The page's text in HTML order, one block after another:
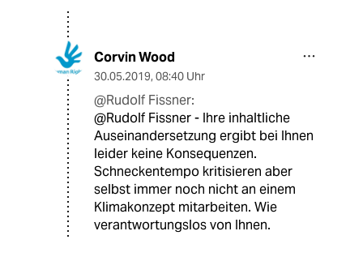
Corvin Wood
30.05.2019, 08:40 Uhr
@Rudolf Fissner:
@Rudolf Fissner - Ihre inhaltliche
Auseinandersetzung ergibt bei Ihnen
leider keine Konsequenzen.
Schneckentempo kritisieren aber
selbst immer noch nicht an einem
Klimakonzept mitarbeiten. Wie
verantwortungslos von Ihnen.